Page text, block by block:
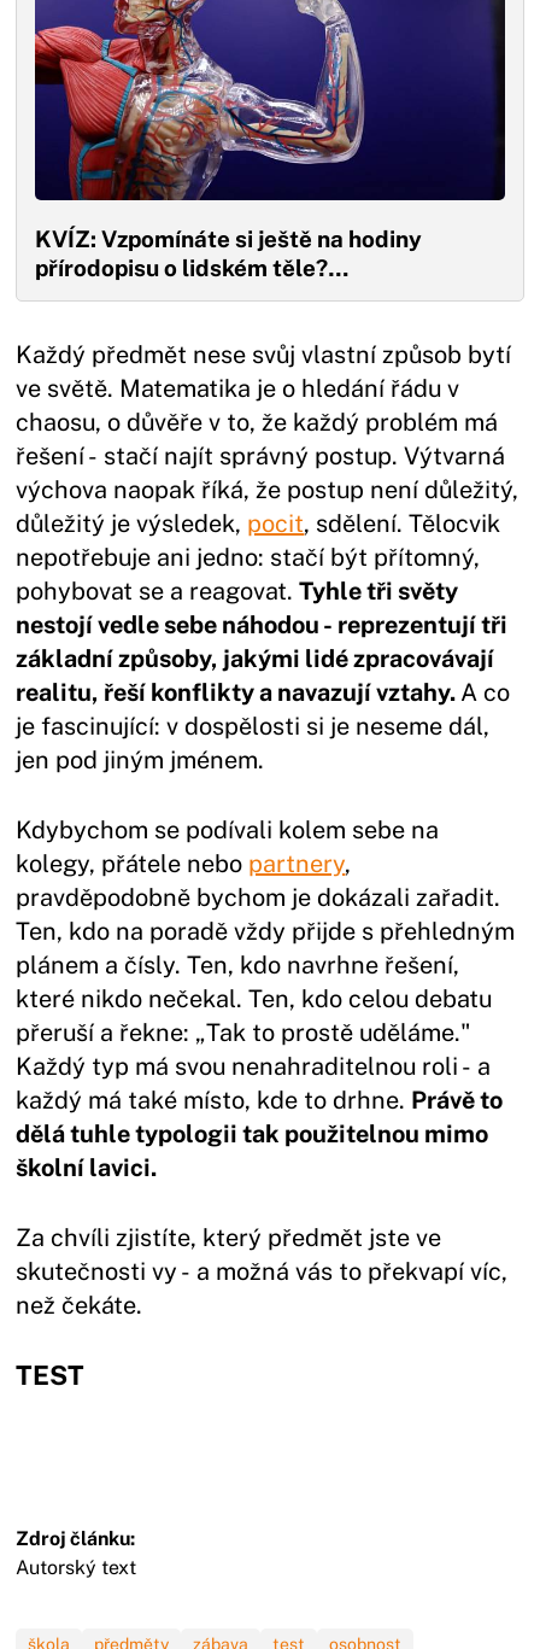
KVÍZ: Vzpomínáte si ještě na hodiny
přírodopisu o lidském těle?…
Každý předmět nese svůj vlastní způsob bytí
ve světě. Matematika je o hledání řádu v
chaosu, o důvěře v to, že každý problém má
řešení - stačí najít správný postup. Výtvarná
výchova naopak říká, že postup není důležitý,
důležitý je výsledek, pocit, sdělení. Tělocvik
nepotřebuje ani jedno: stačí být přítomný,
pohybovat se a reagovat.Tyhle tři světy
nestojí vedle sebe náhodou - reprezentují tři
základní způsoby, jakými lidé zpracovávají
realitu, řeší konflikty a navazují vztahy. A co
je fascinující: v dospělosti si je neseme dál,
jen pod jiným jménem.
Kdybychom se podívali kolem sebe na
kolegy, přátele nebo partnery,
pravděpodobně bychom je dokázali zařadit.
Ten, kdo na poradě vždy přijde s přehledným
plánem a čísly. Ten, kdo navrhne řešení,
které nikdo nečekal. Ten, kdo celou debatu
přeruší a řekne: „Tak to prostě uděláme."
Každý typ má svou nenahraditelnou roli - a
každý má také místo, kde to drhne. Právě to
dělá tuhle typologii tak použitelnou mimo
školní lavici.
Za chvíli zjistíte, který předmět jste ve
skutečnosti vy - a možná vás to překvapí víc,
než čekáte.
TEST
Zdroj článku:
Autorský text
škola předměty zábava test osobnost